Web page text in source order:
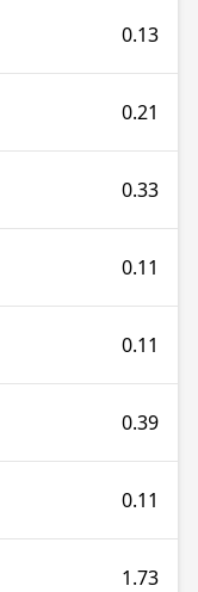
0.13
0.21
0.33
0.11
0.11
0.39
0.11
1.73